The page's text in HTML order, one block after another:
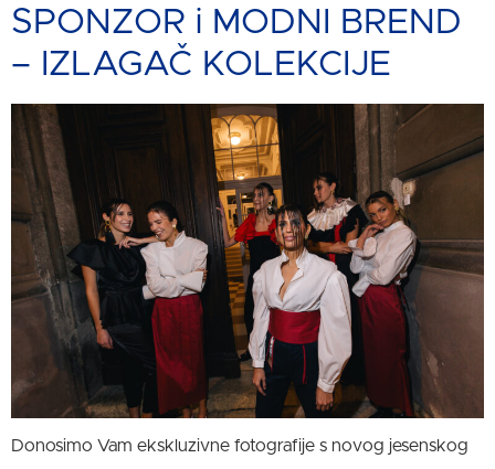
SPONZOR i MODNI BREND
– IZLAGAČ KOLEKCIJE
Donosimo Vam ekskluzivne fotografije s novog jesenskog